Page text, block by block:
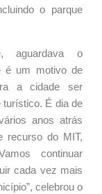
o parque
aguardava o
é um motivo de
a cidade ser
É dia de
anos atrás
recurso do MIT,
continuar
cada vez mais
celebrou o